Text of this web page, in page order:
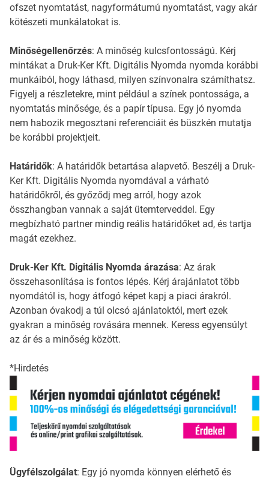
ofszet nyomtatást, nagyformátumú nyomtatást, vagy akár
kötészeti munkálatokat is.
Minőségellenőrzés: A minőség kulcsfontosságú. Kérj
mintákat a Druk-Ker Kft. Digitális Nyomda nyomda korábbi
munkáiból, hogy láthasd, milyen színvonalra számíthatsz.
Figyelj a részletekre, mint például a színek pontossága, a
nyomtatás minősége, és a papír típusa. Egy jó nyomda
nem habozik megosztani referenciáit és büszkén mutatja
be korábbi projektjeit.
Határidők: A határidők betartása alapvető. Beszélj a Druk-
Ker Kft. Digitális Nyomda nyomdával a várható
határidőkről, és győződj meg arról, hogy azok
összhangban vannak a saját ütemterveddel. Egy
megbízható partner mindig reális határidőket ad, és tartja
magát ezekhez.
Druk-Ker Kft. Digitális Nyomda árazása: Az árak
összehasonlítása is fontos lépés. Kérj árajánlatot több
nyomdától is, hogy átfogó képet kapj a piaci árakról.
Azonban óvakodj a túl olcsó ajánlatoktól, mert ezek
gyakran a minőség rovására mennek. Keress egyensúlyt
az ár és a minőség között.
*Hirdetés
Ügyfélszolgálat: Egy jó nyomda könnyen elérhető és